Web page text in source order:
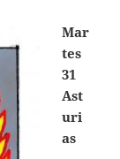
Mar
tes
31
Ast
uri
as